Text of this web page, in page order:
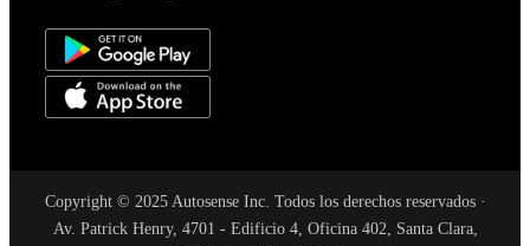
Copyright © 2025 Autosense Inc. Todos los derechos reservados ·
Av. Patrick Henry, 4701 - Edificio 4, Oficina 402, Santa Clara,